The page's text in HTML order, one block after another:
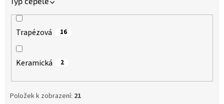
Trapézová 16
Keramická 2
Položek k zobrazení: 21